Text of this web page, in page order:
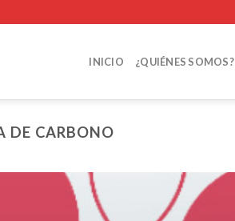
INICIO ¿QUIÉNES SOMOS?
DE CARBONO